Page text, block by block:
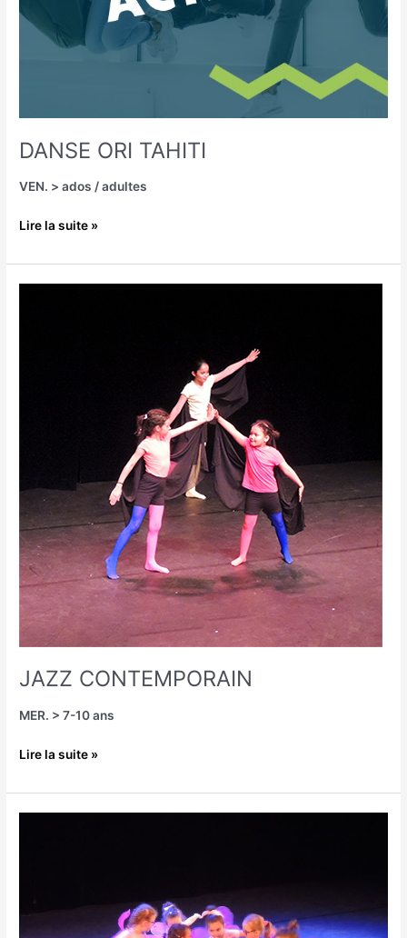
DANSE ORI TAHITI
VEN. > ados / adultes
Lire la suite »
JAZZ CONTEMPORAIN
MER. > 7-10 ans
Lire la suite »